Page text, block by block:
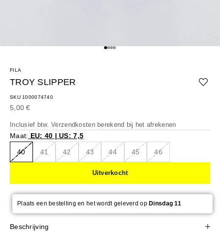
Naar artikel 1
Naar artikel 2
Naar artikel 3
Naar artikel 4
FILA
TROY SLIPPER
SKU 1000074740
Aanbiedingsprijs
5,00 €
Inclusief btw.Verzendkosten berekend bij het afrekenen
Maat: EU: 40 | US: 7,5
40 41 42 43 44 45 46
Uitverkocht
Plaats een bestelling en het wordt geleverd opDinsdag 11
Beschrijving